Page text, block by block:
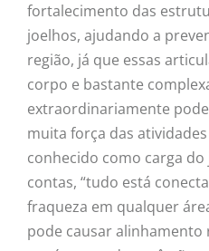
fortalecimento das
joelhos, ajudando a
região, já que essas
corpo e bastante
extraordinariamente
muita força das
conhecido como carga do
contas, “tudo está
fraqueza em qualquer
pode causar alinhamento